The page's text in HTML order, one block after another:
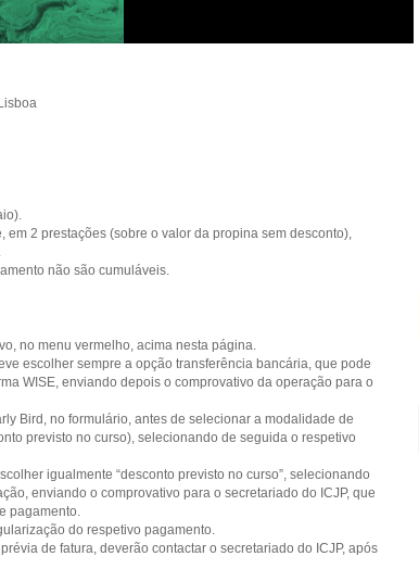
2 prestações (sobre o valor da propina sem desconto),
não são cumuláveis.
no menu vermelho, acima nesta página.
escolher sempre a opção transferência bancária, que pode
WISE, enviando depois o comprovativo da operação para o
Bird, no formulário, antes de selecionar a modalidade de
previsto no curso), selecionando de seguida o respetivo
igualmente “desconto previsto no curso”, selecionando
enviando o comprovativo para o secretariado do ICJP, que
pagamento.
do respetivo pagamento.
de fatura, deverão contactar o secretariado do ICJP, após